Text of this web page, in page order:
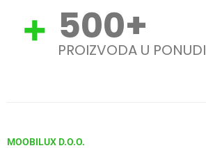
500+
PROIZVODA U PONUDI
MOOBILUX D.O.O.